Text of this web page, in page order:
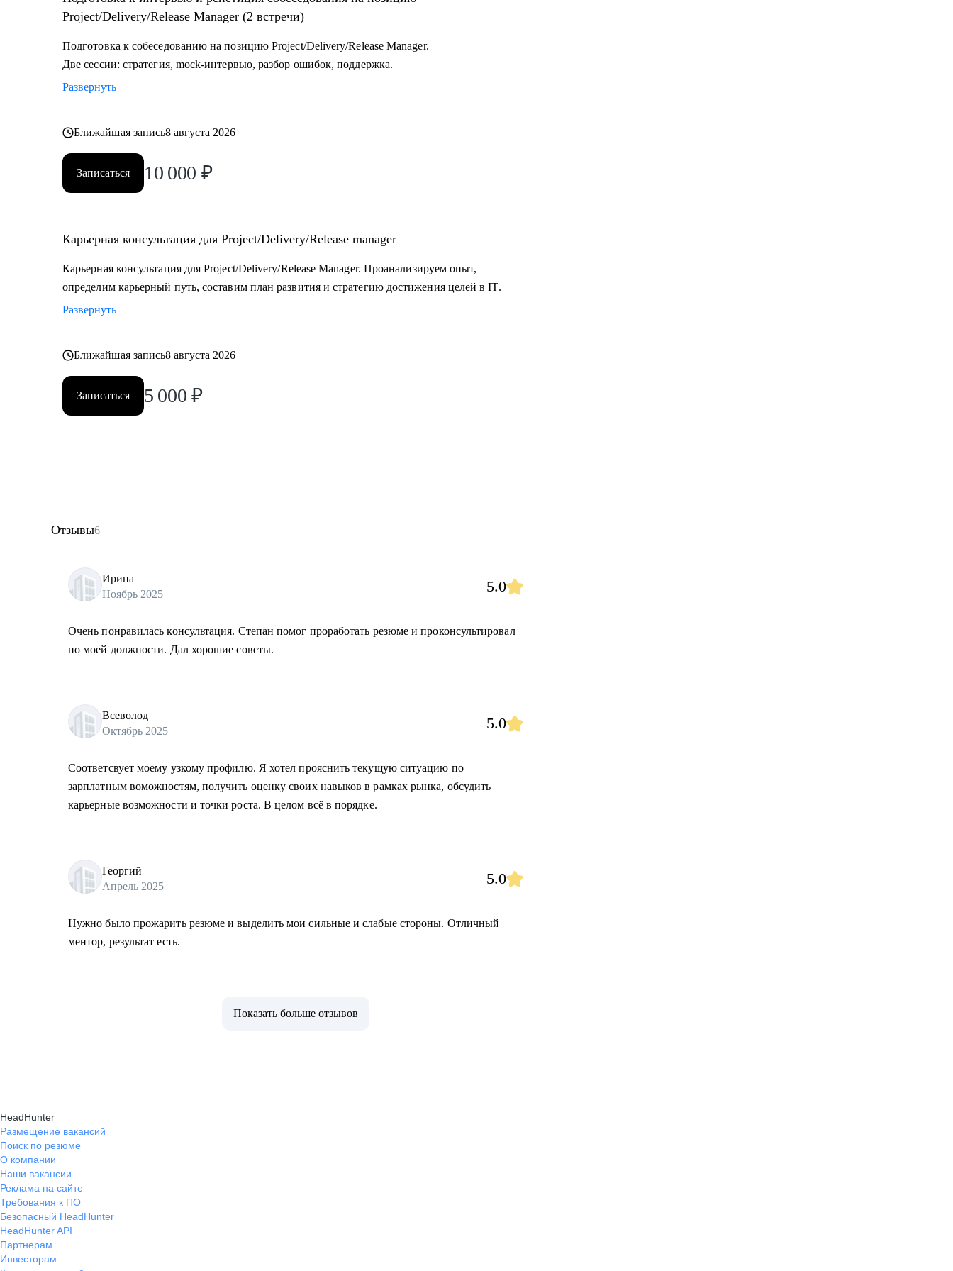
разные стороны.
Project/Delivery/Release Manager (2 встречи)
Подготовка к собеседованию на позицию Project/Delivery/Release Manager.
Две сессии: стратегия, mock-интервью, разбор ошибок, поддержка.
Развернуть
Ближайшая запись8 августа 2026
Записаться 10 000 ₽
Карьерная консультация для Project/Delivery/Release manager
Карьерная консультация для Project/Delivery/Release Manager. Проанализируем опыт,
определим карьерный путь, составим план развития и стратегию достижения целей в IT.
Развернуть
Ближайшая запись8 августа 2026
Записаться 5 000 ₽
Отзывы6
Ирина
Ноябрь 2025
5.0
Очень понравилась консультация. Степан помог проработать резюме и проконсультировал
по моей должности. Дал хорошие советы.
Всеволод
Октябрь 2025
5.0
Соответсвует моему узкому профилю. Я хотел прояснить текущую ситуацию по
зарплатным воможностям, получить оценку своих навыков в рамках рынка, обсудить
карьерные возможности и точки роста. В целом всё в порядке.
Георгий
Апрель 2025
5.0
Нужно было прожарить резюме и выделить мои сильные и слабые стороны. Отличный
ментор, результат есть.
Показать больше отзывов
HeadHunter
Размещение вакансий
Поиск по резюме
О компании
Наши вакансии
Реклама на сайте
Требования к ПО
Безопасный HeadHunter
HeadHunter API
Партнерам
Инвесторам